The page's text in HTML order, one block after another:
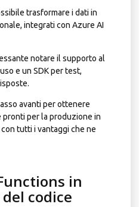
trasformare i dati in
integrati con Azure AI
notare il supporto al
e un SDK per test,
avanti per ottenere
pronti per la produzione in
tutti i vantaggi che ne
in
codice